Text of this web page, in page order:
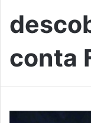
conta